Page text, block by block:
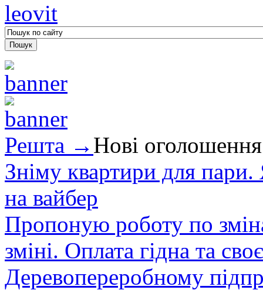
leovit
Решта → Нові оголошення
Зніму квартири для
на вайбер
Пропоную роботу по
зміні. Оплата гідна та
Деревопереробному